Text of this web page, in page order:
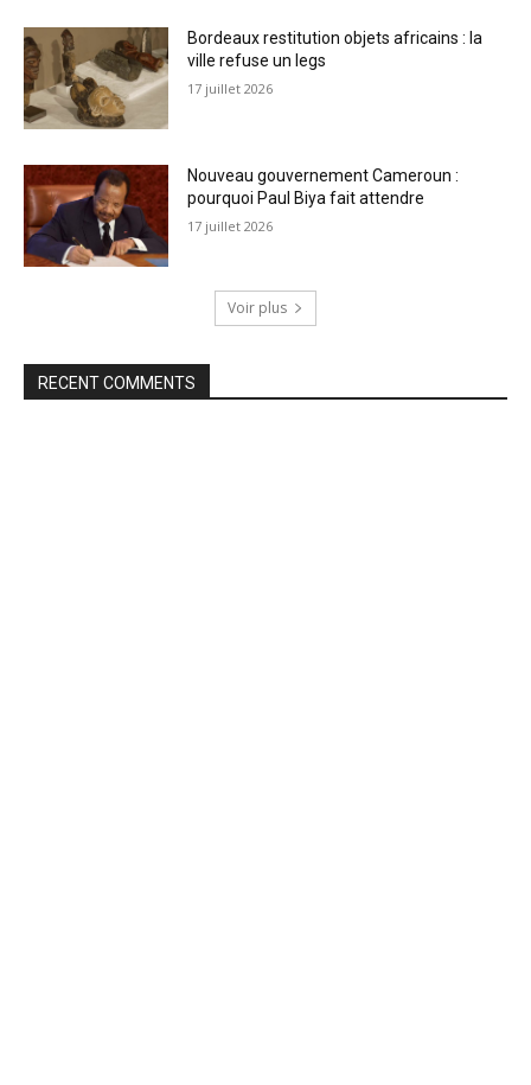
Bordeaux restitution objets africains : la
ville refuse un legs
17 juillet 2026
Nouveau gouvernement Cameroun :
pourquoi Paul Biya fait attendre
17 juillet 2026
Voir plus
RECENT COMMENTS